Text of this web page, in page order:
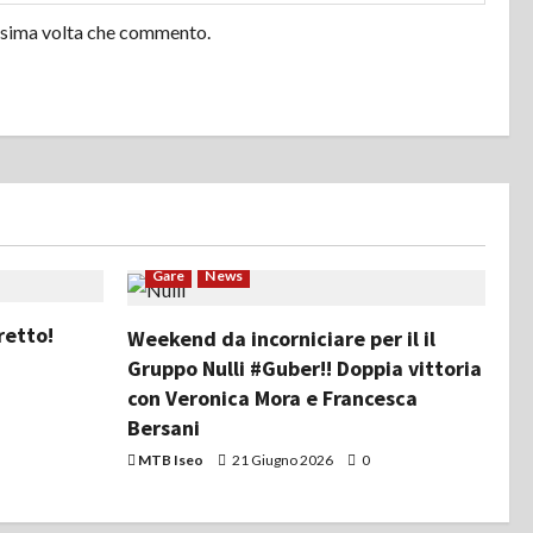
volta che commento.
Gare News
Weekend da incorniciare per il il
Gruppo Nulli #Guber!! Doppia vittoria
con Veronica Mora e Francesca
Bersani
MTB Iseo 21 Giugno 2026 0